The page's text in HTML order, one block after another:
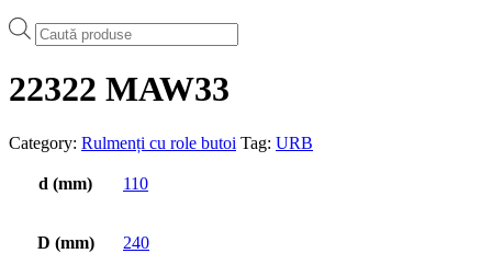
Products
search
22322 MAW33
Category: Rulmenți cu role butoi Tag: URB
d (mm) 110
D (mm) 240